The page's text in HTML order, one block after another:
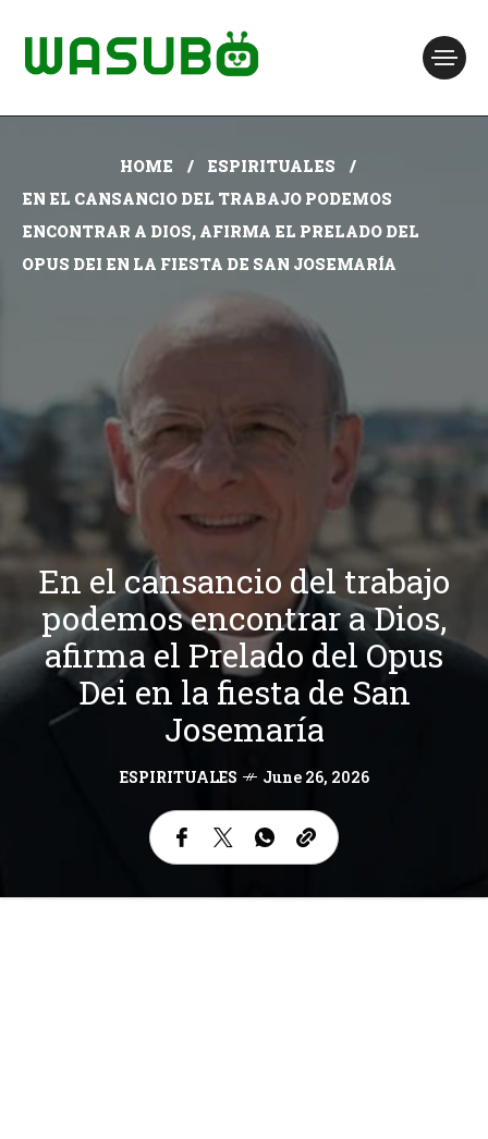
HOME
ESPIRITUALES
EN EL CANSANCIO DEL TRABAJO PODEMOS
ENCONTRAR A DIOS, AFIRMA EL PRELADO DEL
OPUS DEI EN LA FIESTA DE SAN JOSEMARÍA
En el cansancio del trabajo
podemos encontrar a Dios,
afirma el Prelado del Opus
Dei en la fiesta de San
Josemaría
ESPIRITUALES June 26, 2026